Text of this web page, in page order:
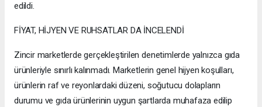
edildi.
FİYAT, HİJYEN VE RUHSATLAR DA İNCELENDİ
Zincir marketlerde gerçekleştirilen denetimlerde yalnızca gıda
ürünleriyle sınırlı kalınmadı. Marketlerin genel hijyen koşulları,
ürünlerin raf ve reyonlardaki düzeni, soğutucu dolapların
durumu ve gıda ürünlerinin uygun şartlarda muhafaza edilip